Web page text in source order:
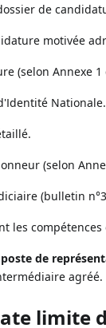
de
motivée
(selon Annexe 1
Nationale.
(selon
(bulletin
les
de
agréé.
limite